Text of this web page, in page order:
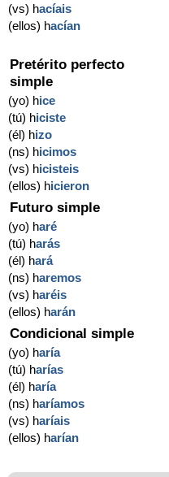
(vs) hacíais
(ellos) hacían
Pretérito perfecto
simple
(yo) hice
(tú) hiciste
(él) hizo
(ns) hicimos
(vs) hicisteis
(ellos) hicieron
Futuro simple
(yo) haré
(tú) harás
(él) hará
(ns) haremos
(vs) haréis
(ellos) harán
Condicional simple
(yo) haría
(tú) harías
(él) haría
(ns) haríamos
(vs) haríais
(ellos) harían